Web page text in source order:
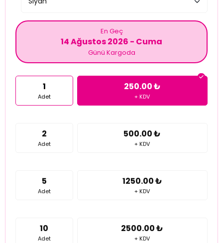
En Geç
14 Ağustos 2026 - Cuma
Günü Kargoda
1
Adet
250.00 ₺
+ KDV
2
Adet
500.00 ₺
+ KDV
5
Adet
1250.00 ₺
+ KDV
10
Adet
2500.00 ₺
+ KDV